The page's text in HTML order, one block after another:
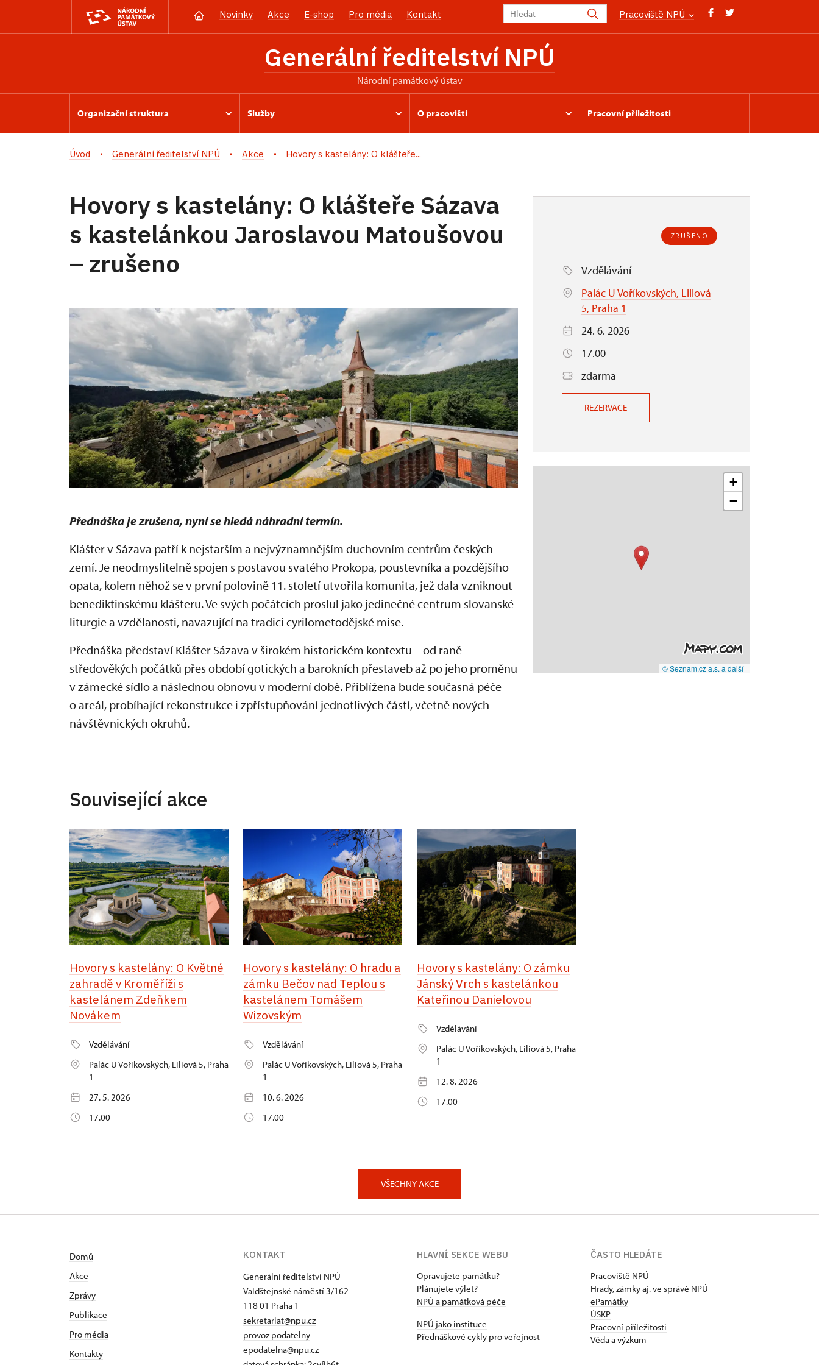
Novinky Akce E-shop Pro média Kontakt Pracoviště NPÚ
Generální ředitelství NPÚ
Národní památkový ústav
Organizační struktura Služby O pracovišti Pracovní příležitosti
Úvod Generální ředitelství NPÚ Akce Hovory s kastelány: O klášteře...
Hovory s kastelány: O klášteře Sázava
s kastelánkou Jaroslavou Matoušovou
– zrušeno
Přednáška je zrušena, nyní se hledá náhradní termín.
Klášter v Sázava patří k nejstarším a nejvýznamnějším duchovním centrům českých
zemí. Je neodmyslitelně spojen s postavou svatého Prokopa, poustevníka a pozdějšího
opata, kolem něhož se v první polovině 11. století utvořila komunita, jež dala vzniknout
benediktinskému klášteru. Ve svých počátcích proslul jako jedinečné centrum slovanské
liturgie a vzdělanosti, navazující na tradici cyrilometodějské mise.
Přednáška představí Klášter Sázava v širokém historickém kontextu – od raně
středověkých počátků přes období gotických a barokních přestaveb až po jeho proměnu
v zámecké sídlo a následnou obnovu v moderní době. Přiblížena bude současná péče
o areál, probíhající rekonstrukce i zpřístupňování jednotlivých částí, včetně nových
návštěvnických okruhů.
ZRUŠENO
Vzdělávání
Palác U Voříkovských, Liliová
5, Praha 1
24. 6. 2026
17.00
zdarma
REZERVACE
+
−
© Seznam.cz a.s. a další
Související akce
Hovory s kastelány: O Květné
zahradě v Kroměříži s
kastelánem Zdeňkem
Novákem
Vzdělávání
Palác U Voříkovských, Liliová 5, Praha
1
27. 5. 2026
17.00
Hovory s kastelány: O hradu a
zámku Bečov nad Teplou s
kastelánem Tomášem
Wizovským
Vzdělávání
Palác U Voříkovských, Liliová 5, Praha
1
10. 6. 2026
17.00
Hovory s kastelány: O zámku
Jánský Vrch s kastelánkou
Kateřinou Danielovou
Vzdělávání
Palác U Voříkovských, Liliová 5, Praha
1
12. 8. 2026
17.00
VŠECHNY AKCE
Domů
Akce
Zprávy
Publikace
Pro média
Kontakty
KONTAKT
Generální ředitelství NPÚ
Valdštejnské náměstí 3/162
118 01 Praha 1
sekretariat@npu.cz
provoz podatelny
epodatelna@npu.cz
HLAVNÍ SEKCE WEBU
Opravujete památku?
Plánujete výlet?
NPÚ a památková péče
NPÚ jako instituce
Přednáškové cykly pro veřejnost
ČASTO HLEDÁTE
Pracoviště NPÚ
Hrady, zámky aj. ve správě NPÚ
ePamátky
ÚSKP
Pracovní příležitosti
Věda a výzkum